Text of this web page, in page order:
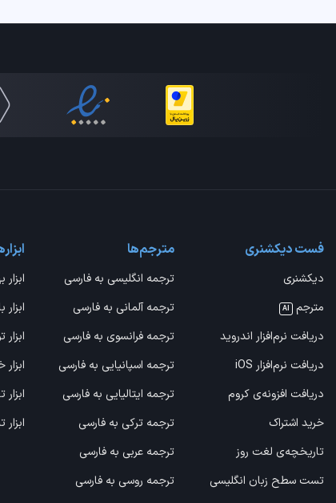
فست دیکشنری
دیکشنری
مترجم
AI
دریافت نرم‌افزار اندروید
دریافت نرم‌افزار iOS
دریافت افزونه‌ی کروم
خرید اشتراک
تاریخچه‌ی لغت روز
تست سطح زبان انگلیسی
مترجم‌ها
ترجمه انگلیسی به فارسی
ترجمه آلمانی به فارسی
ترجمه فرانسوی به فارسی
ترجمه اسپانیایی به فارسی
ترجمه ایتالیایی به فارسی
ترجمه ترکی به فارسی
ترجمه عربی به فارسی
ترجمه روسی به فارسی
ابزار